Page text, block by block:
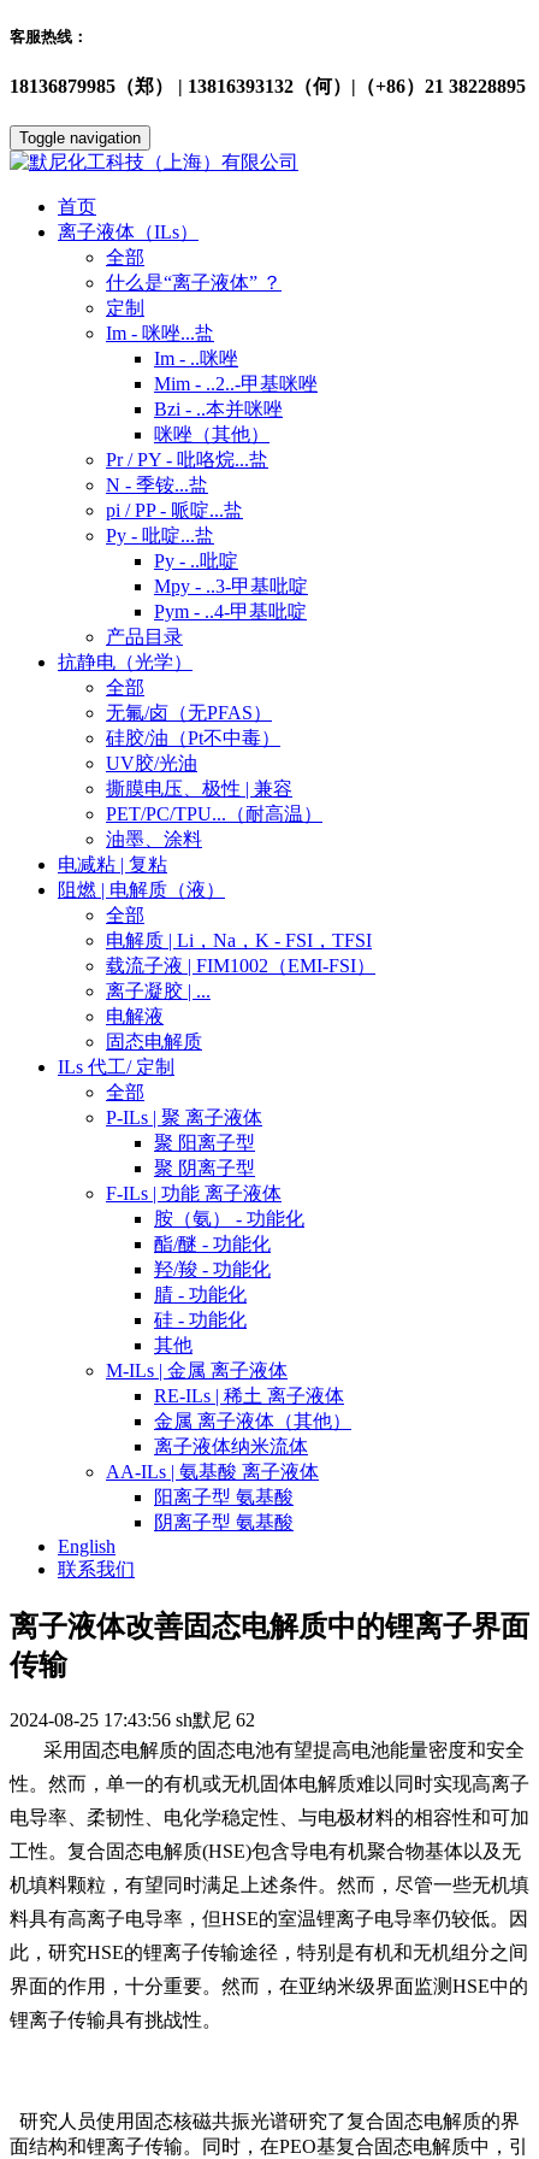
客服热线：
18136879985（郑） | 13816393132（何）|（+86）21 38228895
Toggle navigation
首页
离子液体（ILs）
全部
什么是“离子液体” ？
定制
Im - 咪唑...盐
Im - ..咪唑
Mim - ..2..-甲基咪唑
Bzi - ..本并咪唑
咪唑（其他）
Pr / PY - 吡咯烷...盐
N - 季铵...盐
pi / PP - 哌啶...盐
Py - 吡啶...盐
Py - ..吡啶
Mpy - ..3-甲基吡啶
Pym - ..4-甲基吡啶
产品目录
抗静电（光学）
全部
无氟/卤（无PFAS）
硅胶/油（Pt不中毒）
UV胶/光油
撕膜电压、极性 | 兼容
PET/PC/TPU...（耐高温）
油墨、涂料
电减粘 | 复粘
阻燃 | 电解质（液）
全部
电解质 | Li，Na，K - FSI，TFSI
载流子液 | FIM1002（EMI-FSI）
离子凝胶 | ...
电解液
固态电解质
ILs 代工/ 定制
全部
P-ILs | 聚 离子液体
聚 阳离子型
聚 阴离子型
F-ILs | 功能 离子液体
胺（氨） - 功能化
酯/醚 - 功能化
羟/羧 - 功能化
腈 - 功能化
硅 - 功能化
其他
M-ILs | 金属 离子液体
RE-ILs | 稀土 离子液体
金属 离子液体（其他）
离子液体纳米流体
AA-ILs | 氨基酸 离子液体
阳离子型 氨基酸
阴离子型 氨基酸
English
联系我们
离子液体改善固态电解质中的锂离子界面
传输
2024-08-25 17:43:56 sh默尼 62
采用固态电解质的固态电池有望提高电池能量密度和安全
性。然而，单一的有机或无机固体电解质难以同时实现高离子
电导率、柔韧性、电化学稳定性、与电极材料的相容性和可加
工性。复合固态电解质(HSE)包含导电有机聚合物基体以及无
机填料颗粒，有望同时满足上述条件。然而，尽管一些无机填
料具有高离子电导率，但HSE的室温锂离子电导率仍较低。因
此，研究HSE的锂离子传输途径，特别是有机和无机组分之间
界面的作用，十分重要。然而，在亚纳米级界面监测HSE中的
锂离子传输具有挑战性。
研究人员使用固态核磁共振光谱研究了复合固态电解质的界
面结构和锂离子传输。同时，在PEO基复合固态电解质中，引